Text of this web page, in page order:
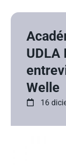
UDLA
Welle
16